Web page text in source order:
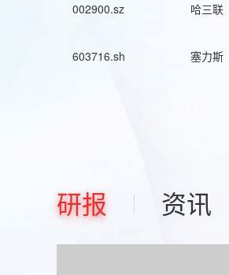
002900.sz 哈三联
603716.sh 塞力斯
研报 资讯